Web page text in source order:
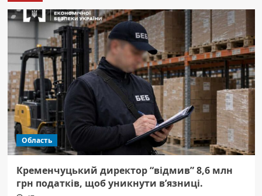
Область
Кременчуцький директор “відмив” 8,6 млн
грн податків, щоб уникнути в’язниці.